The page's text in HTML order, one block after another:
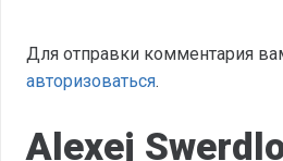
Для отправки комментария
авторизоваться.
Alexej